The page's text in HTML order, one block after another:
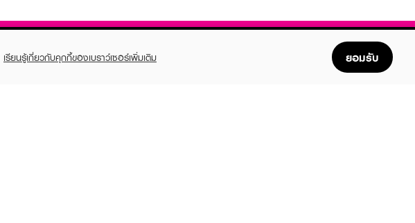
เรียนรู้เกี่ยวกับคุกกี้ของเบราว์เซอร์เพิ่มเติม ยอมรับ